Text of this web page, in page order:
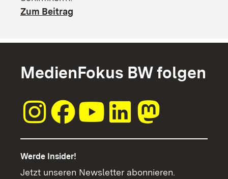
Zum Beitrag
MedienFokus BW folgen
Werde Insider!
Jetzt unseren Newsletter abonnieren.